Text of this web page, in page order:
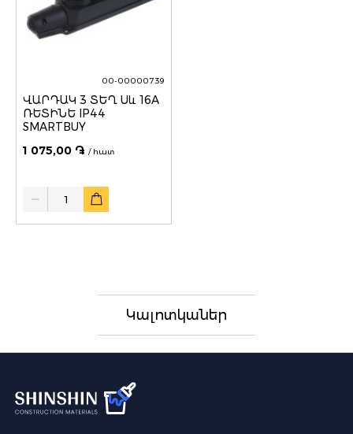
00-00000739
ՎԱՐԴԱԿ 3 ՏԵՂ Սև 16A
ՌԵՏԻՆԵ IP44
SMARTBUY
1 075,00 ֏ / հատ
Quantity
Կալոտկաներ